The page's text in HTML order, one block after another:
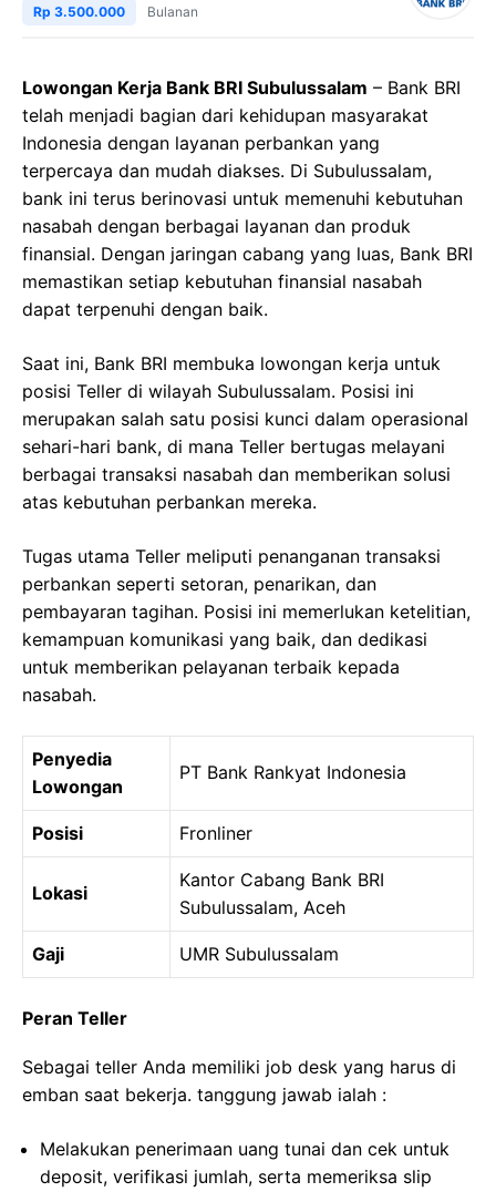
Rp 3.500.000 Bulanan
Lowongan Kerja Bank BRI Subulussalam – Bank BRI
telah menjadi bagian dari kehidupan masyarakat
Indonesia dengan layanan perbankan yang
terpercaya dan mudah diakses. Di Subulussalam,
bank ini terus berinovasi untuk memenuhi kebutuhan
nasabah dengan berbagai layanan dan produk
finansial. Dengan jaringan cabang yang luas, Bank BRI
memastikan setiap kebutuhan finansial nasabah
dapat terpenuhi dengan baik.
Saat ini, Bank BRI membuka lowongan kerja untuk
posisi Teller di wilayah Subulussalam. Posisi ini
merupakan salah satu posisi kunci dalam operasional
sehari-hari bank, di mana Teller bertugas melayani
berbagai transaksi nasabah dan memberikan solusi
atas kebutuhan perbankan mereka.
Tugas utama Teller meliputi penanganan transaksi
perbankan seperti setoran, penarikan, dan
pembayaran tagihan. Posisi ini memerlukan ketelitian,
kemampuan komunikasi yang baik, dan dedikasi
untuk memberikan pelayanan terbaik kepada
nasabah.
Penyedia
Lowongan
PT Bank Rankyat Indonesia
Posisi Fronliner
Lokasi
Kantor Cabang Bank BRI
Subulussalam, Aceh
Gaji UMR Subulussalam
Peran Teller
Sebagai teller Anda memiliki job desk yang harus di
emban saat bekerja. tanggung jawab ialah :
Melakukan penerimaan uang tunai dan cek untuk
deposit, verifikasi jumlah, serta memeriksa slip